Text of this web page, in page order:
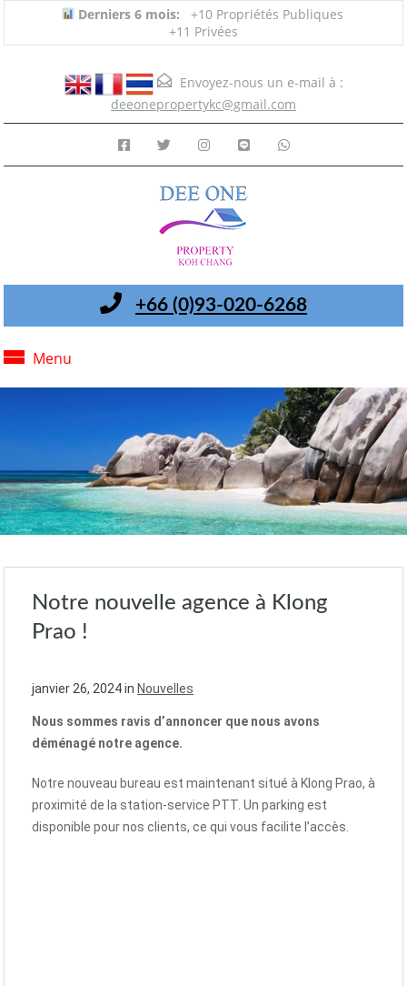
Derniers 6 mois:
+10 Propriétés Publiques
+11 Privées
Envoyez-nous un e-mail à :
deeonepropertykc@gmail.com
+66 (0)93-020-6268
Menu
Notre nouvelle agence à Klong
Prao !
janvier 26, 2024in Nouvelles
Nous sommes ravis d’annoncer que nous avons
déménagé notre agence.
Notre nouveau bureau est maintenant situé à Klong Prao, à
proximité de la station-service PTT. Un parking est
disponible pour nos clients, ce qui vous facilite l’accès.